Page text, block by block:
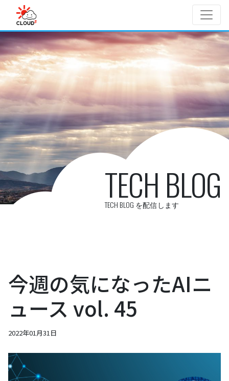
Skip to main content
TECH BLOG
TECH BLOG を配信します
今週の気になったAIニ
ュース vol. 45
2022年01月31日